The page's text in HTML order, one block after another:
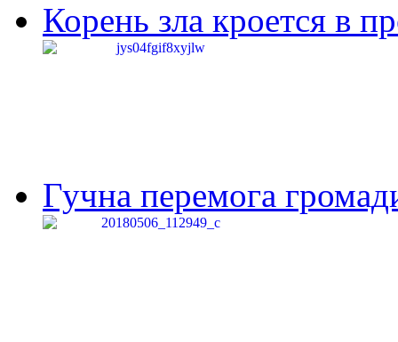
Корень зла кроется в
Гучна перемога